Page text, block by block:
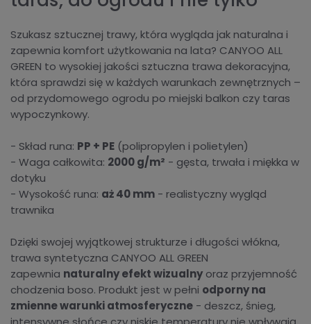
Szukasz sztucznej trawy, która wygląda jak naturalna i
zapewnia komfort użytkowania na lata? CANYOO ALL
GREEN to wysokiej jakości sztuczna trawa dekoracyjna,
która sprawdzi się w każdych warunkach zewnętrznych –
od przydomowego ogrodu po miejski balkon czy taras
wypoczynkowy.
- Skład runa: PP + PE (polipropylen i polietylen)
- Waga całkowita: 2000 g/m² - gęsta, trwała i miękka w
dotyku
- Wysokość runa: aż 40 mm - realistyczny wygląd
trawnika
Dzięki swojej wyjątkowej strukturze i długości włókna,
trawa syntetyczna CANYOO ALL GREEN
zapewnia naturalny efekt wizualny oraz przyjemność
chodzenia boso. Produkt jest w pełni odporny na
zmienne warunki atmosferyczne - deszcz, śnieg,